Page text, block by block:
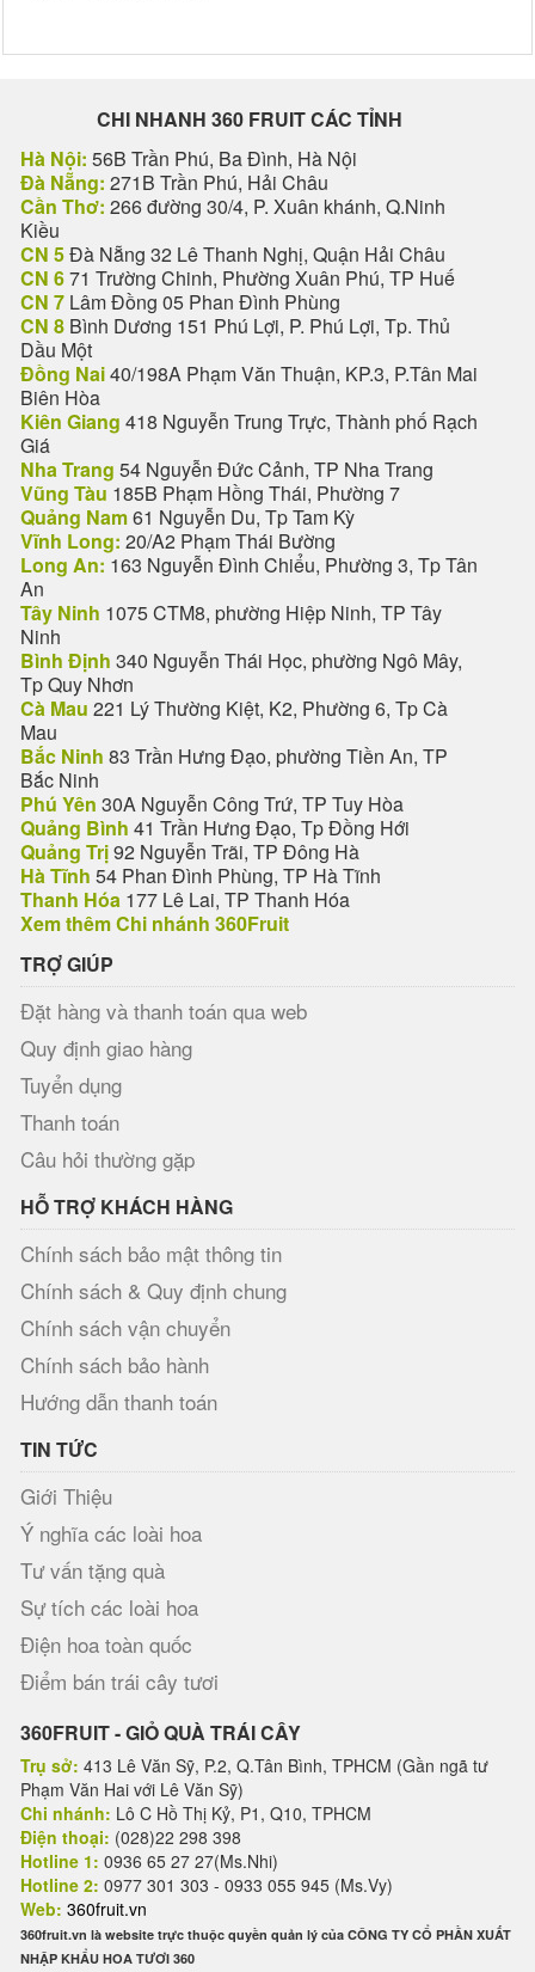
CHI NHANH 360 FRUIT CÁC TỈNH
Hà Nội: 56B Trần Phú, Ba Đình, Hà Nội
Đà Nẵng: 271B Trần Phú, Hải Châu
Cần Thơ: 266 đường 30/4, P. Xuân khánh, Q.Ninh
Kiều
CN 5Đà Nẵng 32 Lê Thanh Nghị, Quận Hải Châu
CN 671 Trường Chinh, Phường Xuân Phú, TP Huế
CN 7 Lâm Đồng 05 Phan Đình Phùng
CN 8 Bình Dương 151 Phú Lợi, P. Phú Lợi, Tp. Thủ
Dầu Một
Đồng Nai40/198A Phạm Văn Thuận, KP.3, P.Tân Mai
Biên Hòa
Kiên Giang 418 Nguyễn Trung Trực, Thành phố Rạch
Giá
Nha Trang 54 Nguyễn Đức Cảnh, TP Nha Trang
Vũng Tàu 185B Phạm Hồng Thái, Phường 7
Quảng Nam61 Nguyễn Du, Tp Tam Kỳ
Vĩnh Long: 20/A2 Phạm Thái Bường
Long An: 163 Nguyễn Đình Chiểu, Phường 3, Tp Tân
An
Tây Ninh 1075 CTM8, phường Hiệp Ninh, TP Tây
Ninh
Bình Định 340 Nguyễn Thái Học, phường Ngô Mây,
Tp Quy Nhơn
Cà Mau 221 Lý Thường Kiệt, K2, Phường 6, Tp Cà
Mau
Bắc Ninh 83 Trần Hưng Đạo, phường Tiền An, TP
Bắc Ninh
Phú Yên 30A Nguyễn Công Trứ, TP Tuy Hòa
Quảng Bình 41 Trần Hưng Đạo, Tp Đồng Hới
Quảng Trị92 Nguyễn Trãi, TP Đông Hà
Hà Tĩnh 54 Phan Đình Phùng, TP Hà Tĩnh
Thanh Hóa 177 Lê Lai, TP Thanh Hóa
Xem thêm Chi nhánh 360Fruit
TRỢ GIÚP
Đặt hàng và thanh toán qua web
Quy định giao hàng
Tuyển dụng
Thanh toán
Câu hỏi thường gặp
HỖ TRỢ KHÁCH HÀNG
Chính sách bảo mật thông tin
Chính sách & Quy định chung
Chính sách vận chuyển
Chính sách bảo hành
Hướng dẫn thanh toán
TIN TỨC
Giới Thiệu
Ý nghĩa các loài hoa
Tư vấn tặng quà
Sự tích các loài hoa
Điện hoa toàn quốc
Điểm bán trái cây tươi
360FRUIT - GIỎ QUÀ TRÁI CÂY
Trụ sở: 413 Lê Văn Sỹ, P.2, Q.Tân Bình, TPHCM (Gần ngã tư
Phạm Văn Hai với Lê Văn Sỹ)
Chi nhánh: Lô C Hồ Thị Kỷ, P1, Q10, TPHCM
Điện thoại: (028)22 298 398
Hotline 1: 0936 65 27 27(Ms.Nhi)
Hotline 2: 0977 301 303 - 0933 055 945 (Ms.Vy)
Web: 360fruit.vn
360fruit.vn là website trực thuộc quyền quản lý của CÔNG TY CỔ PHẦN XUẤT
NHẬP KHẨU HOA TƯƠI 360